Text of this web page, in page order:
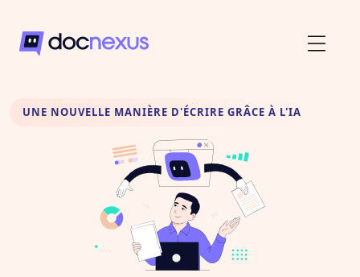
UNE NOUVELLE MANIÈRE D'ÉCRIRE GRÂCE À L'IA